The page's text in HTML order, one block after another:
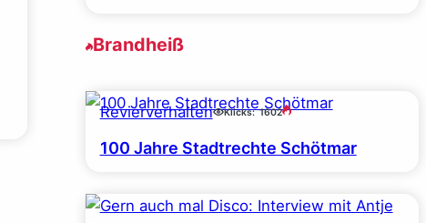
Brandheiß
Revierverhalten Klicks: 1602
100 Jahre Stadtrechte Schötmar